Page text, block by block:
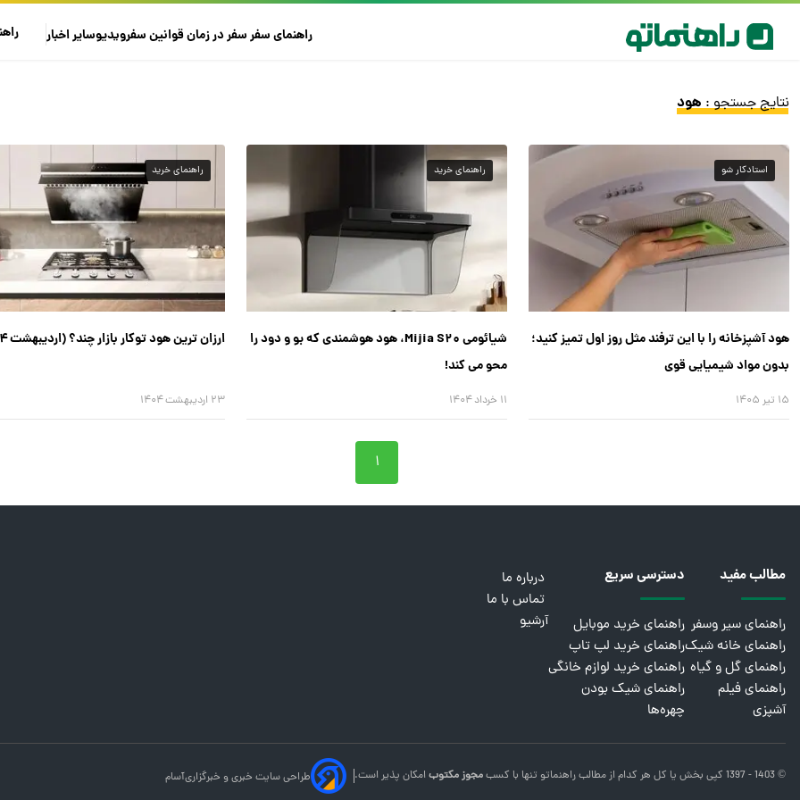
راهنمای سفرسفر در زمانقوانین سفرویدیوسایراخبار
نتایج جستجو :هود
استادکار شو
هود آشپزخانه را با این ترفند مثل روز اول تمیز کنید؛
بدون مواد شیمیایی قوی
۱۵ تیر ۱۴۰۵
راهنمای خرید
شیائومی Mijia S۲۰، هود هوشمندی که بو و دود را
محو می کند!
۱۱ خرداد ۱۴۰۴
راهنمای خرید
ارزان ترین هود توکار بازار چند؟ (اردیبهشت ۱۴۰۴)
۲۳ اردیبهشت ۱۴۰۴
۱
مطالب مفید
راهنمای سیر وسفر
راهنمای خانه شیک
راهنمای گل و گیاه
راهنمای فیلم
آشپزی
دسترسی سریع
راهنمای خرید موبایل
راهنمای خرید لپ تاپ
راهنمای خرید لوازم خانگی
راهنمای شیک بودن
چهره‌ها
درباره ما
تماس با ما
آرشیو
© 1403 - 1397 کپی بخش یا کل هر کدام از مطالب راهنماتو تنها با کسبمجوز مکتوبامکان پذیر است. طراحی سایت خبری و خبرگزاریآسام